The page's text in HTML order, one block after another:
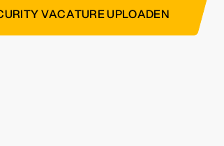
VACATURE UPLOADEN